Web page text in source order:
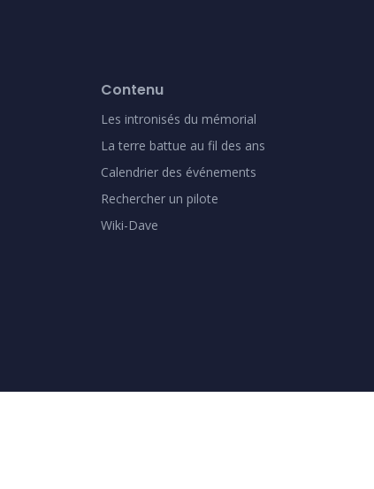
Contenu
Les intronisés du mémorial
La terre battue au fil des ans
Calendrier des événements
Rechercher un pilote
Wiki-Dave